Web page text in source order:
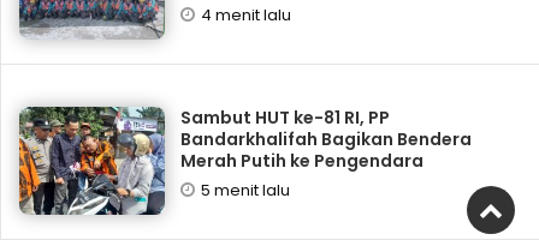
4 menit lalu
Sambut HUT ke-81 RI, PP
Bandarkhalifah Bagikan Bendera
Merah Putih ke Pengendara
5 menit lalu